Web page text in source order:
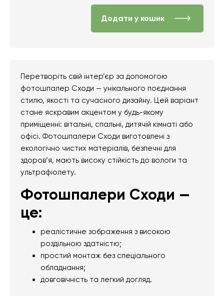
Додати у кошик
Перетворіть свій інтер’єр за допомогою
фотошпалер Сходи — унікального поєднання
стилю, якості та сучасного дизайну. Цей варіант
стане яскравим акцентом у будь-якому
приміщенні: вітальні, спальні, дитячій кімнаті або
офісі. Фотошпалери Сходи виготовлені з
екологічно чистих матеріалів, безпечні для
здоров’я, мають високу стійкість до вологи та
ультрафіолету.
Фотошпалери Сходи —
це:
реалістичне зображення з високою
роздільною здатністю;
простий монтаж без спеціального
обладнання;
довговічність та легкий догляд.